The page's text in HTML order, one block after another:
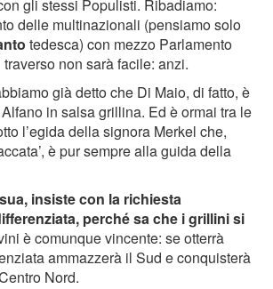
gli stessi Populisti. Ribadiamo:
delle multinazionali (pensiamo solo
tedesca) con mezzo Parlamento
non sarà facile: anzi.
già detto che Di Maio, di fatto, è
in salsa grillina. Ed è ormai tra le
l’egida della signora Merkel che,
è pur sempre alla guida della
insiste con la richiesta
perché sa che i grillini si
è comunque vincente: se otterrà
ammazzerà il Sud e conquisterà
Nord.